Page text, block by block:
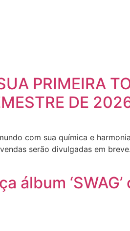
PRIMEIRA
DE
com sua química e
serão divulgadas em
álbum